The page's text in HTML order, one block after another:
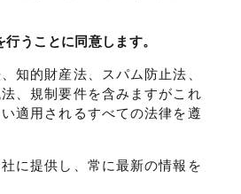
うことに同意します。
知的財産法、スパム防止法、
、規制要件を含みますがこれ
適用されるすべての法律を遵
に提供し、常に最新の情報を